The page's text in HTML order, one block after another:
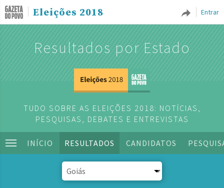
Entrar
Eleições 2018
Resultados por Estado
TUDO SOBRE AS ELEIÇÕES 2018: NOTÍCIAS,
PESQUISAS, DEBATES E ENTREVISTAS
INÍCIO RESULTADOS CANDIDATOS